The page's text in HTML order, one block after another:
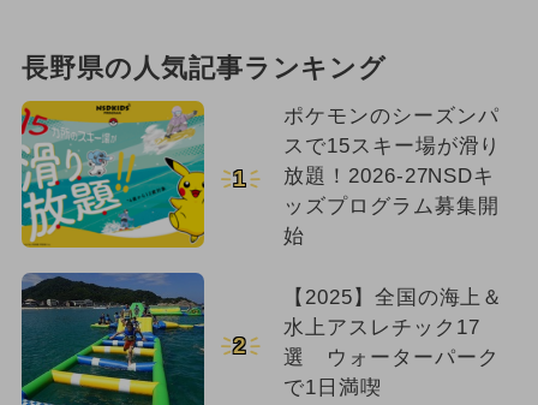
長野県の人気記事ランキング
1
ポケモンのシーズンパ
スで15スキー場が滑り
放題！2026-27NSDキ
ッズプログラム募集開
始
2
【2025】全国の海上＆
水上アスレチック17
選 ウォーターパーク
で1日満喫